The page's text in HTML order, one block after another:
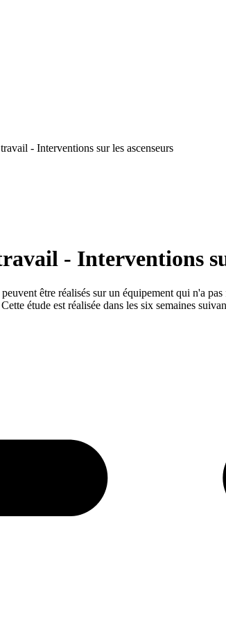
- Interventions sur les ascenseurs
- Interventions
être réalisés sur un équipement qui n'a
étude est réalisée dans les six semaines